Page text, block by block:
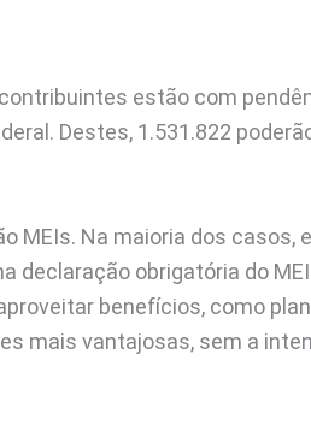
estão com
Destes, 1.531.822
MEIs. Na maioria dos
declaração obrigatória do
benefícios, como
mais vantajosas, sem a